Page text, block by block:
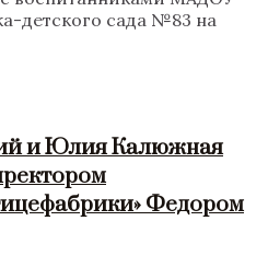
детского сада №83 на
и Юлия Калюжная
Федором